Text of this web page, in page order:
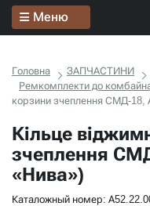
Меню
Головна ЗАПЧАСТИНИ
Ремкомплекти до
корзини зчеплення СМД-18,
Кільце
зчеплення
«Нива»)
Каталожный номер: